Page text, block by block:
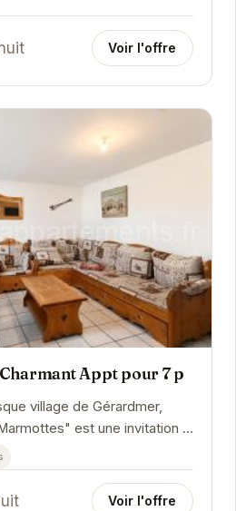
Voir l'offre
Appt pour 7 p
village de Gérardmer,
est une invitation à
Son...
Voir l'offre